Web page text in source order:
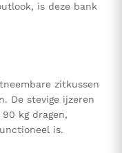
is deze bank
zitkussen
De stevige ijzeren
kg dragen,
is.